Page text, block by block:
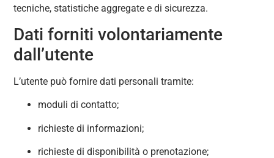
tecniche, statistiche aggregate e di sicurezza.
Dati forniti volontariamente
dall’utente
L’utente può fornire dati personali tramite:
moduli di contatto;
richieste di informazioni;
richieste di disponibilità o prenotazione;